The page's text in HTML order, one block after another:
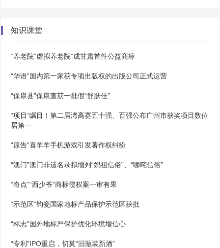
知识课堂
“养老院”虚拟养老院”成甘肃首件公益商标
“华语”国内第一家获专项出版权的出版公司正式运营
“保康县”保康查获一批假“舒肤佳”
“项目”瞩目！第二届湾高赛五十强、百强公布广州市获奖项目数位
居第一
“原告”喜羊羊手机游戏引发著作权纠纷
“澳门”澳门非遗名录拟增列“妈祖信俗”、“哪咤信俗”
“奇点”“西少爷”商标侵权案一审有果
“示范区”钧瓷国家地标产品保护示范区获批
“标志”国外地标严保护优化环境增信心
“专利”IPO重启，切莫“旧瓶装新酒”